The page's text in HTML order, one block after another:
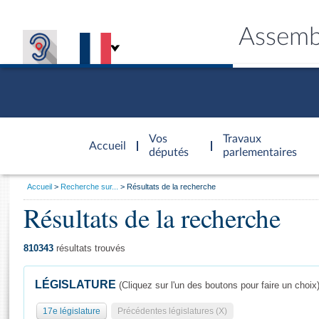
Accueil
d'accueil
Vos
députés
Travaux
parlementaires
Général
Vous
Accueil Recherche sur... Résultats de la recherche
Résultats de la recherche
810343 résultats trouvés
LÉGISLATURE (Cliquez sur l'un des boutons pour faire un choix)
17e législature Précédentes législatures (X)